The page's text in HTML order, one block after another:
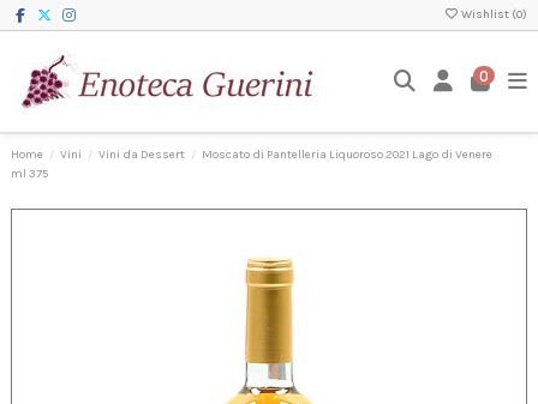
Wishlist (0)
0
Home Vini Vini da Dessert
Moscato di Pantelleria Liquoroso 2021 Lago di Venere
ml 375